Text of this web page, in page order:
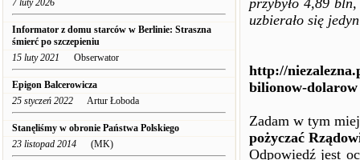
7 luty 2026
Informator z domu starców w Berlinie: Straszna
śmierć po szczepieniu
15 luty 2021 Obserwator
Epigon Balcerowicza
25 styczeń 2022 Artur Łoboda
Stanęliśmy w obronie Państwa Polskiego
23 listopad 2014 (MK)
przybyło 4,89
uzbierało się
http://
bilionow-dolarow
Zadam w tym
pożyczać
Odpowiedź jest